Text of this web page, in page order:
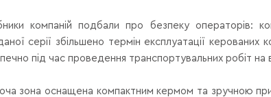
компаній подбали про безпеку операторів:
серії збільшено термін експлуатації керованих
під час проведення транспортувальних робіт на
зона оснащена компактним кермом та зручною